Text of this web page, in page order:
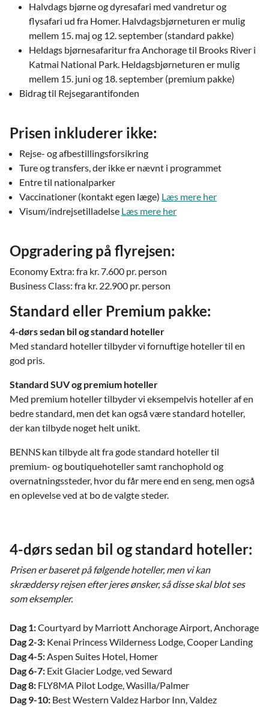
Halvdags bjørne og dyresafari med vandretur og
flysafari ud fra Homer. Halvdagsbjørneturen er mulig
mellem 15. maj og 12. september (standard pakke)
Heldags bjørnesafaritur fra Anchorage til Brooks River i
Katmai National Park. Heldagsbjørneturen er mulig
mellem 15. juni og 18. september (premium pakke)
Bidrag til Rejsegarantifonden
Prisen inkluderer ikke:
Rejse- og afbestillingsforsikring
Ture og transfers, der ikke er nævnt i programmet
Entre til nationalparker
Vaccinationer (kontakt egen læge) Læs mere her
Visum/indrejsetilladelse Læs mere her
Opgradering på flyrejsen:
Economy Extra: fra kr. 7.600 pr. person
Business Class: fra kr. 22.900 pr. person
Standard eller Premium pakke:
4-dørs sedan bil og standard hoteller
Med standard hoteller tilbyder vi fornuftige hoteller til en
god pris.
Standard SUV og premium hoteller
Med premium hoteller tilbyder vi eksempelvis hoteller af en
bedre standard, men det kan også være standard hoteller,
der kan tilbyde noget helt unikt.
BENNS kan tilbyde alt fra gode standard hoteller til
premium- og boutiquehoteller samt ranchophold og
overnatningssteder, hvor du får mere end en seng, men også
en oplevelse ved at bo de valgte steder.
4-dørs sedan bil og standard hoteller:
Prisen er baseret på følgende hoteller, men vi kan
skræddersy rejsen efter jeres ønsker, så disse skal blot ses
som eksempler.
Dag 1:Courtyard by Marriott Anchorage Airport, Anchorage
Dag 2-3: Kenai Princess Wilderness Lodge, Cooper Landing
Dag 4-5: Aspen Suites Hotel, Homer
Dag 6-7: Exit Glacier Lodge, ved Seward
Dag 8: FLY8MA Pilot Lodge, Wasilla/Palmer
Dag 9-10: Best Western Valdez Harbor Inn, Valdez